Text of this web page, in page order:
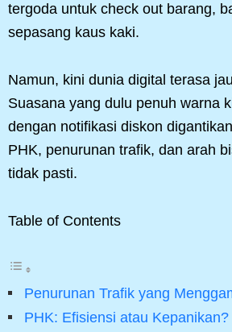
tergoda untuk check out barang,
sepasang kaus kaki.
Namun, kini dunia digital terasa
Suasana yang dulu penuh warna
dengan notifikasi diskon
PHK, penurunan trafik, dan arah
tidak pasti.
Table of Contents
Penurunan Trafik yang
PHK: Efisiensi atau Kepanikan?